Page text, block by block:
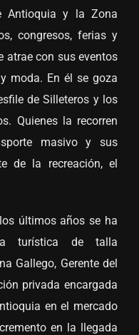
Antioquia y la Zona
congresos, ferias y
atrae con sus eventos
moda. En él se goza
de Silleteros y los
Quienes la recorren
masivo y sus
de la recreación, el
últimos años se ha
turística de talla
Gallego, Gerente del
privada encargada
en el mercado
en la llegada